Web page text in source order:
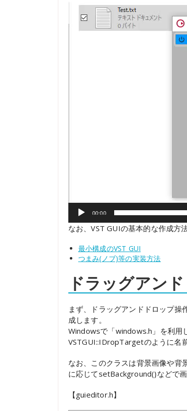
00:00
なお、VST GUIの基本的な作成方
最小構成のVST GUI
つまみ(ノブ)等の実装方法
ドラッグアン
まず、ドラッグアンドドロップ
成します。
Windowsで「windows.h」を利用
VSTGUI::IDropTargetのように名
なお、このクラスは背景画像や背
に応じてsetBackground()などで画
【guieditor.h】